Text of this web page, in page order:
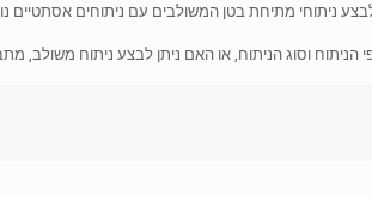
לבצע ניתוחי מתיחת בטן המשולבים עם ניתוחים
הניתוח וסוג הניתוח, או האם ניתן לבצע ניתוח